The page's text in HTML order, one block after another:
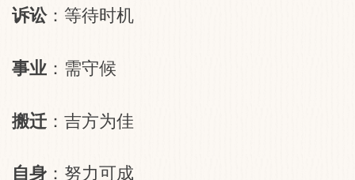
诉讼：等待时机
事业：需守候
搬迁：吉方为佳
自身：努力可成